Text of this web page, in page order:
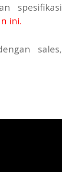
spesifikasi
ini.
sales,